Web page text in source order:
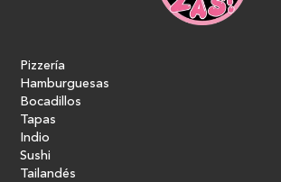
Pizzería
Hamburguesas
Bocadillos
Tapas
Indio
Sushi
Tailandés